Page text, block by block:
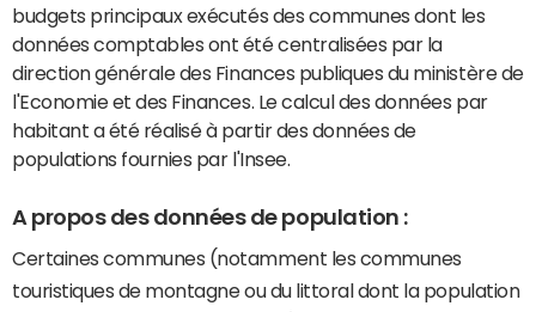
budgets principaux exécutés des communes dont les
données comptables ont été centralisées par la
direction générale des Finances publiques du ministère de
l'Economie et des Finances. Le calcul des données par
habitant a été réalisé à partir des données de
populations fournies par l'Insee.
A propos des données de population :
Certaines communes (notamment les communes
touristiques de montagne ou du littoral dont la population